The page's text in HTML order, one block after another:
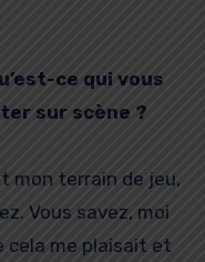
ce qui vous
sur scène ?
mon terrain de jeu,
Vous savez, moi
cela me plaisait et